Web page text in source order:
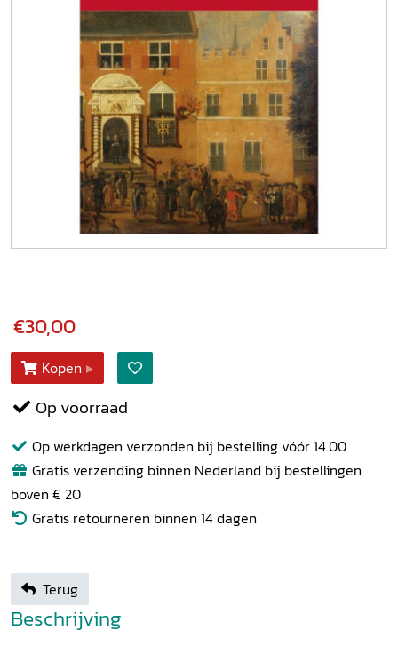
€30,00
Kopen
Op voorraad
Op werkdagen verzonden bij bestelling vóór 14.00
Gratis verzending binnen Nederland bij bestellingen
boven € 20
Gratis retourneren binnen 14 dagen
Terug
Beschrijving